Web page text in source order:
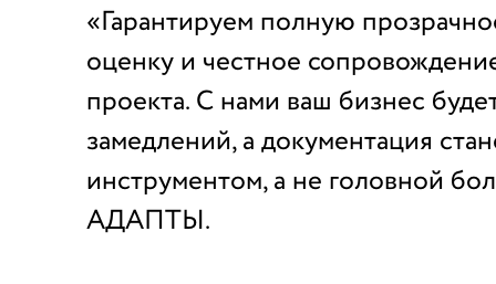
«Гарантируем полную
оценку и честное
проекта. С нами ваш бизнес
замедлений, а документация
инструментом, а не головной
АДАПТЫ.